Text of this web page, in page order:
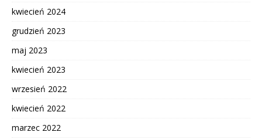
kwiecień 2024
grudzień 2023
maj 2023
kwiecień 2023
wrzesień 2022
kwiecień 2022
marzec 2022